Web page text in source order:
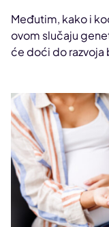
Međutim, kako i
ovom slučaju
će doći do razvoja